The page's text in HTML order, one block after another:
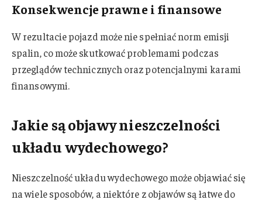
Konsekwencje prawne i finansowe
W rezultacie pojazd może nie spełniać norm emisji
spalin, co może skutkować problemami podczas
przeglądów technicznych oraz potencjalnymi karami
finansowymi.
Jakie są objawy nieszczelności
układu wydechowego?
Nieszczelność układu wydechowego może objawiać się
na wiele sposobów, a niektóre z objawów są łatwe do